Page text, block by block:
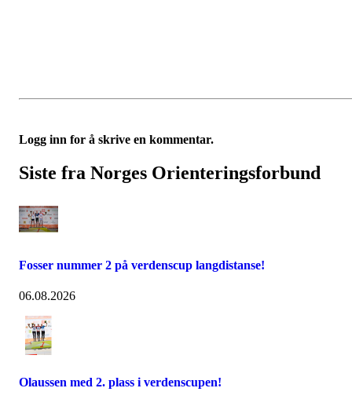
Logg inn for å skrive en kommentar.
Siste fra Norges Orienteringsforbund
Fosser nummer 2 på verdenscup langdistanse!
06.08.2026
Olaussen med 2. plass i verdenscupen!